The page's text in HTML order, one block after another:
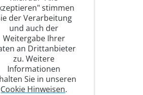
>
Bergsteigen
stimmen
der Verarbeitung
und auch der
Weitergabe Ihrer
an Drittanbieter
zu. Weitere
Informationen
Sie in unseren
Cookie Hinweisen.